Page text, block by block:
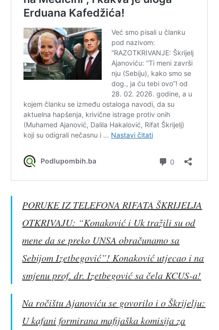
PORUKE IZ TELEFONA RIFATA ŠKRIJELJA
OTKRIVAJU: “Konaković i Uk tražili su od
mene da se preko UNSA obračunamo sa
Sebijom Izetbegović”! Konaković utjecao i na
smjenu prof. dr. Izetbegović sa čela KCUS-a!
Na ročištu Ajanoviću se govorilo i o Škrijelju:
U kafani formirana mafijaška komisija za